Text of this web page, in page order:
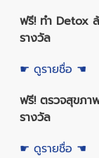
ฟรี! ทำ Detox
รางวัล
☛ ดูรายชื่อ ☚
ฟรี! ตรวจสุขภา
รางวัล
☛ ดูรายชื่อ ☚